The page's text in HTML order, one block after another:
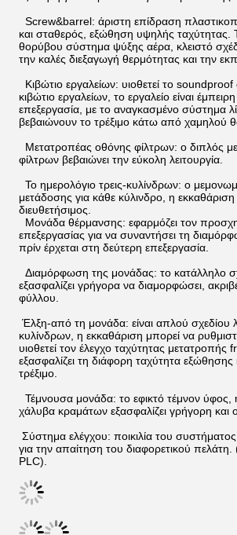
Screw&barrel: άριστη επίδραση
και σταθερός, εξώθηση υψηλής ταχύτητας.
θορύβου σύστημα ψύξης αέρα, κλειστό
την καλές διεξαγωγή θερμότητας και την
Κιβώτιο εργαλείων: υιοθετεί το soundproof
κιβώτιο εργαλείων, το εργαλείο είναι
επεξεργασία, με το αναγκασμένο σύστημα
βεβαιώνουν το τρέξιμο κάτω από χαμηλού
Μετατροπέας οθόνης φίλτρων: ο διπλός
φίλτρων βεβαιώνει την εύκολη λειτουργία.
Το ημερολόγιο τρεις-κυλίνδρων: ο
μετάδοσης για κάθε κύλινδρο, η εκκαθάριση
διευθετήσιμος.
Μονάδα θέρμανσης: εφαρμόζει τον
επεξεργασίας για να συναντήσει τη
πρίν έρχεται στη δεύτερη επεξεργασία.
Διαμόρφωση της μονάδας: το κατάλληλο
εξασφαλίζει γρήγορα να διαμορφώσει,
φύλλου.
Έλξη-από τη μονάδα: είναι απλού σχεδίου
κυλίνδρων, η εκκαθάριση μπορεί να
υιοθετεί τον έλεγχο ταχύτητας μετατροπής
εξασφαλίζει τη διάφορη ταχύτητα εξώθησης
τρέξιμο.
Τέμνουσα μονάδα: το εφικτό τέμνον ύφος,
χάλυβα κραμάτων εξασφαλίζει γρήγορη και
Σύστημα ελέγχου: ποικιλία του συστήματος
για την απαίτηση του διαφορετικού
PLC).